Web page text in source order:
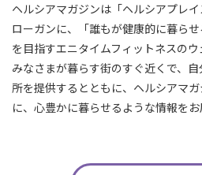
ヘルシアマガジンは「ヘルシアプレ
ローガンに、「誰もが健康的に暮らせ
を目指すエニタイムフィットネスのウ
みなさまが暮らす街のすぐ近くで、
所を提供するとともに、ヘルシアマ
に、心豊かに暮らせるような情報をお